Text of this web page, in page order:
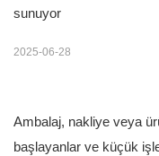
sunuyor
2025-06-28
Ambalaj, nakliye veya
başlayanlar ve küçük